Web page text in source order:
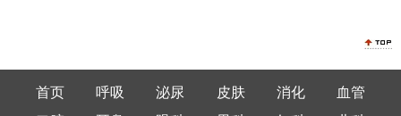
首页 呼吸 泌尿 皮肤 消化
血管